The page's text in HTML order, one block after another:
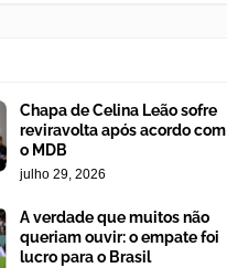
Chapa de Celina Leão sofre
reviravolta após acordo com
o MDB
julho 29, 2026
A verdade que muitos não
queriam ouvir: o empate foi
lucro para o Brasil